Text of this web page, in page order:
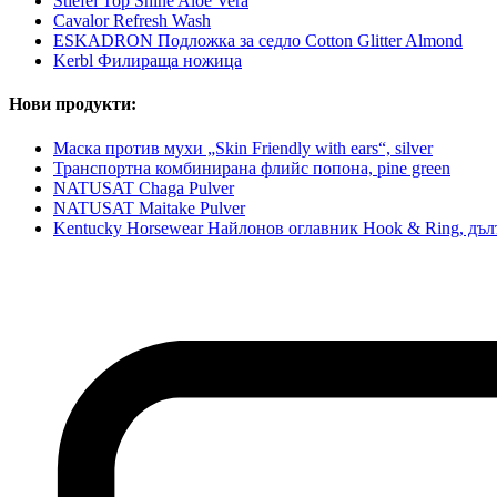
Cavalor Refresh Wash
ESKADRON Подложка за седло Cotton Glitter Almond
Kerbl Филираща ножица
Нови продукти:
Маска против мухи „Skin Friendly with ears“, silver
Транспортна комбинирана флийс попона, pine green
NATUSAT Chaga Pulver
NATUSAT Maitake Pulver
Kentucky Horsewear Найлонов оглавник Hook & Ring,